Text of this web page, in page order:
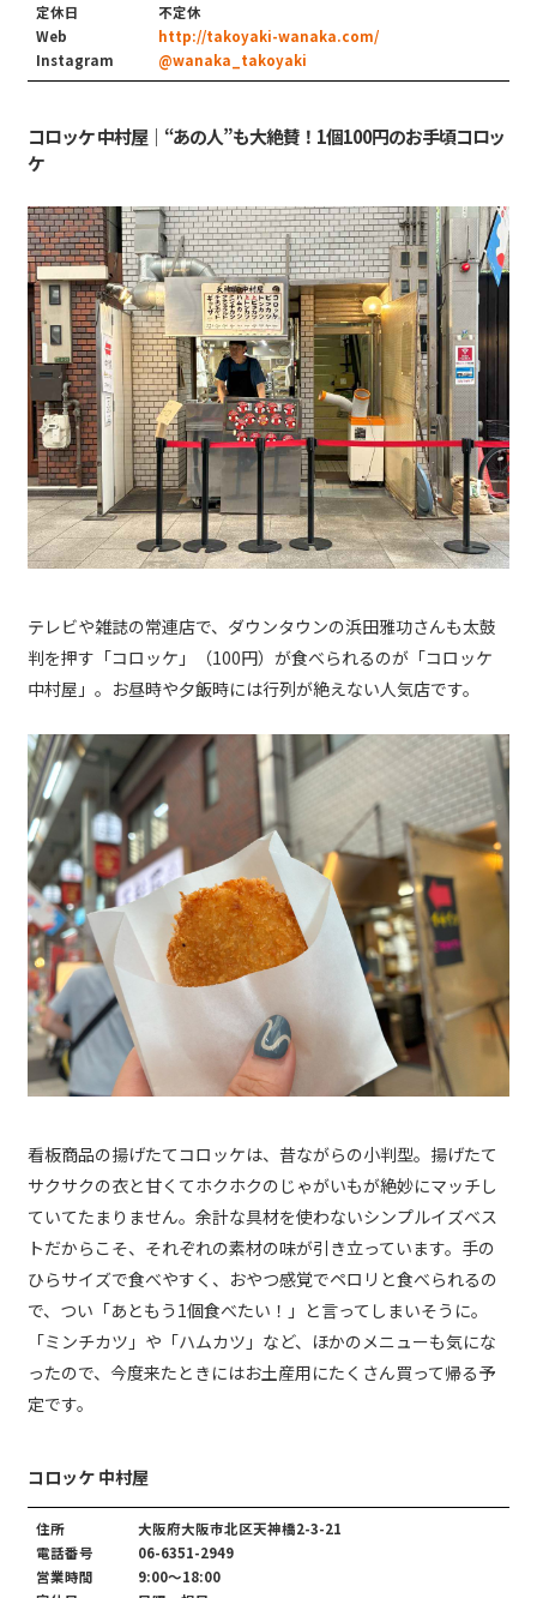
定休日
不定休
Web
http://takoyaki-wanaka.com/
Instagram
@wanaka_takoyaki
コロッケ 中村屋｜“あの人”も大絶賛！1個100円のお手頃コロッ
ケ
テレビや雑誌の常連店で、ダウンタウンの浜田雅功さんも太鼓
判を押す「コロッケ」（100円）が食べられるのが「コロッケ
中村屋」。お昼時や夕飯時には行列が絶えない人気店です。
看板商品の揚げたてコロッケは、昔ながらの小判型。揚げたて
サクサクの衣と甘くてホクホクのじゃがいもが絶妙にマッチし
ていてたまりません。余計な具材を使わないシンプルイズベス
トだからこそ、それぞれの素材の味が引き立っています。手の
ひらサイズで食べやすく、おやつ感覚でペロリと食べられるの
で、つい「あともう1個食べたい！」と言ってしまいそうに。
「ミンチカツ」や「ハムカツ」など、ほかのメニューも気にな
ったので、今度来たときにはお土産用にたくさん買って帰る予
定です。
コロッケ 中村屋
住所
大阪府大阪市北区天神橋2-3-21
電話番号
06-6351-2949
営業時間
9:00～18:00